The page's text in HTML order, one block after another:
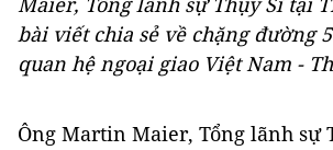
bài viết chia sẻ về chặng đường
quan hệ ngoại giao Việt Nam -
Ông Martin Maier, Tổng lãnh sự